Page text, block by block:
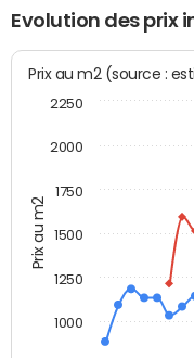
Evolution des prix
Prix au m2
Prix au m2
1000
1250
1500
1750
2000
2250